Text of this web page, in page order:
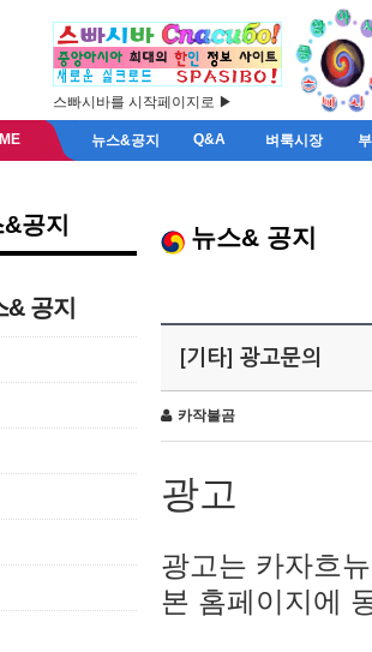
스빠시바를 시작페이지로 ▶
뉴스&공지 Q&A 벼룩시장
공지
& 공지
뉴스& 공지
[기타] 광고문의
카작불곰
광고
광고는 카자흐
본 홈페이지에